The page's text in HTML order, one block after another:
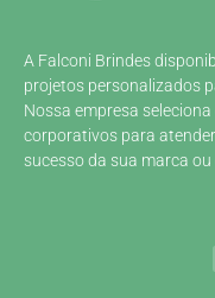
A Falconi Brindes
projetos personalizados
Nossa empresa
corporativos para
sucesso da sua marca